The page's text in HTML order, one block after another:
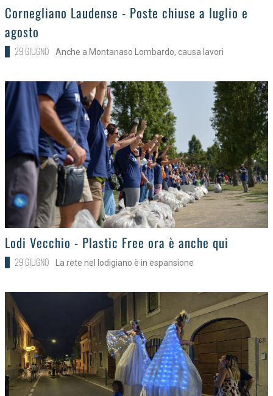
>
Cornegliano Laudense - Poste chiuse a luglio e
agosto
29 GIUGNO Anche a Montanaso Lombardo, causa lavori
>Lodi Vecchio - Plastic Free ora è anche qui
29 GIUGNO La rete nel lodigiano è in espansione